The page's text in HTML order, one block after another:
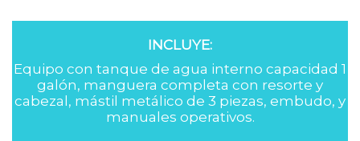
INCLUYE:
Equipo con tanque de agua interno capacidad 1
galón, manguera completa con resorte y
cabezal, mástil metálico de 3 piezas, embudo, y
manuales operativos.